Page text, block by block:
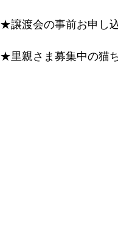
★譲渡会の事前お申し
★里親さま募集中の猫